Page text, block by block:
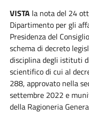
VISTA la nota del 24
Dipartimento per gli
Presidenza del
schema di decreto
disciplina degli istituti
scientifico di cui al
288, approvato nella
settembre 2022 e
della Ragioneria